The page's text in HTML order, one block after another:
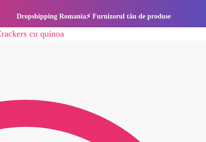
Dropshipping Romania⚡ Furnizorul tău de produse